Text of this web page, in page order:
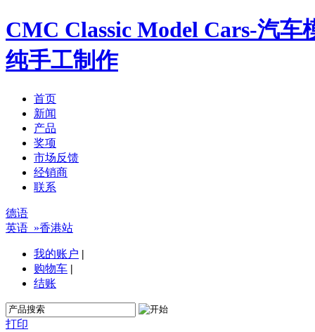
CMC Classic Model Cars-汽
纯手工制作
首页
新闻
产品
奖项
市场反馈
经销商
联系
德语
英语 »香港站
我的账户 |
购物车 |
结账
打印